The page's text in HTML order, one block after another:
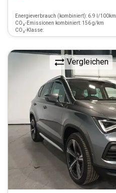
Energieverbrauch (kombiniert): 6.9 l/100km
CO₂-Emissionen kombiniert: 156 g/km
CO₂-Klasse:
Vergleichen